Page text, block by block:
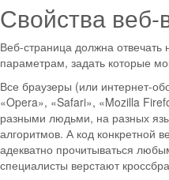
Свойства веб-
Веб-страница должна отвечать
параметрам, задать которые
Все браузеры (или интернет-
«Opera», «Safari», «Mozilla
разными людьми, на разных
алгоритмов. А код конкретной
адекватно прочитываться
специалисты верстают